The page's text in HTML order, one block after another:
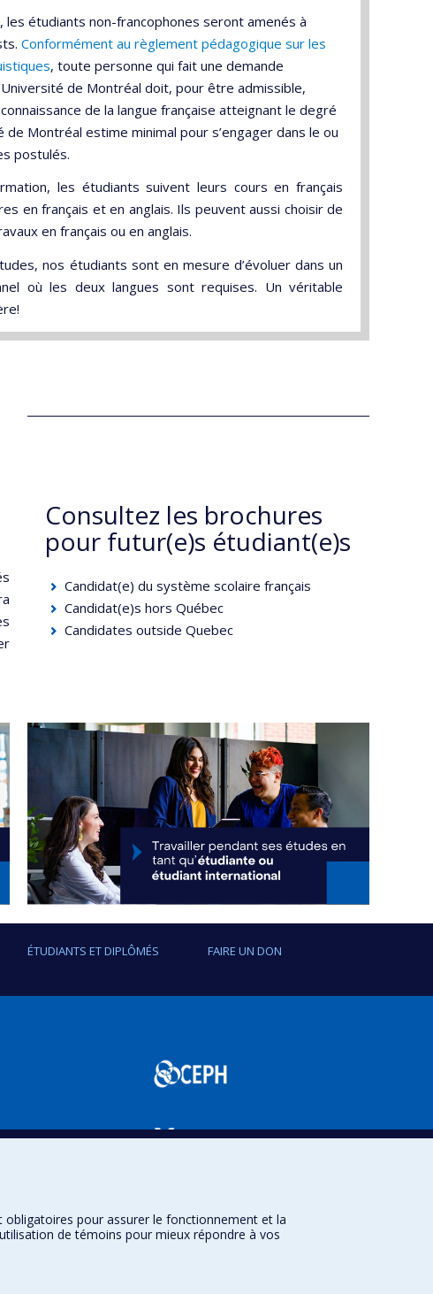
les étudiants non-francophones seront amenés à
Conformément au règlement pédagogique sur les
, toute personne qui fait une demande
de Montréal doit, pour être admissible,
de la langue française atteignant le degré
de Montréal estime minimal pour s’engager dans le ou
postulés.
les étudiants suivent leurs cours en français
en français et en anglais. Ils peuvent aussi choisir de
en français ou en anglais.
nos étudiants sont en mesure d’évoluer dans un
où les deux langues sont requises. Un véritable
Consultez les brochures
pour futur(e)s étudiant(e)s
Candidat(e) du système scolaire français
Candidat(e)s hors Québec
Candidates outside Quebec
ÉTUDIANTS ET DIPLÔMÉS FAIRE UN DON
obligatoires pour assurer le fonctionnement et la
de témoins pour mieux répondre à vos